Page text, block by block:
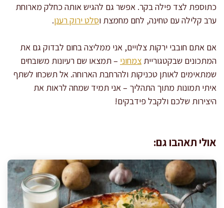
כתוספת לצד פילה בקר. אפשר גם להגיש אותה כחלק מארוחת
ערב קלילה עם טחינה, לחם מחמצת וסלט ירוק רענן.
אם אתם חובבי ירקות צלויים, אני ממליצה בחום לבדוק גם את
המתכונים שבקטגוריית צמחוני – תמצאו שם רעיונות משובחים
שמתאימים לאותן טכניקות ולהרחבת הארוחה. אל תשכחו לשתף
איתי תמונות מתוך התהליך – אני תמיד שמחה לראות את
היצירות שלכם ולקבל פידבקים!
אולי תאהבו גם: